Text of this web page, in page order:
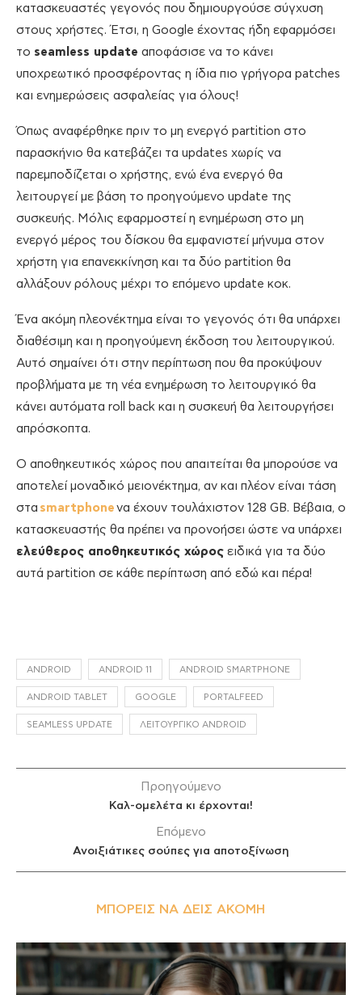
κατασκευαστές γεγονός που δημιουργούσε σύγχυση
στους χρήστες. Έτσι, η Google έχοντας ήδη εφαρμόσει
το seamless update αποφάσισε να το κάνει
υποχρεωτικό προσφέροντας η ίδια πιο γρήγορα patches
και ενημερώσεις ασφαλείας για όλους!
Όπως αναφέρθηκε πριν το μη ενεργό partition στο
παρασκήνιο θα κατεβάζει τα updates χωρίς να
παρεμποδίζεται ο χρήστης, ενώ ένα ενεργό θα
λειτουργεί με βάση το προηγούμενο update της
συσκευής. Μόλις εφαρμοστεί η ενημέρωση στο μη
ενεργό μέρος του δίσκου θα εμφανιστεί μήνυμα στον
χρήστη για επανεκκίνηση και τα δύο partition θα
αλλάξουν ρόλους μέχρι το επόμενο update κοκ.
Ένα ακόμη πλεονέκτημα είναι το γεγονός ότι θα υπάρχει
διαθέσιμη και η προηγούμενη έκδοση του λειτουργικού.
Αυτό σημαίνει ότι στην περίπτωση που θα προκύψουν
προβλήματα με τη νέα ενημέρωση το λειτουργικό θα
κάνει αυτόματα roll back και η συσκευή θα λειτουργήσει
απρόσκοπτα.
Ο αποθηκευτικός χώρος που απαιτείται θα μπορούσε να
αποτελεί μοναδικό μειονέκτημα, αν και πλέον είναι τάση
στα smartphone να έχουν τουλάχιστον 128 GB. Βέβαια, ο
κατασκευαστής θα πρέπει να προνοήσει ώστε να υπάρχει
ελεύθερος αποθηκευτικός χώρος ειδικά για τα δύο
αυτά partition σε κάθε περίπτωση από εδώ και πέρα!
ANDROID ANDROID 11 ANDROID SMARTPHONE
ANDROID TABLET GOOGLE PORTALFEED
SEAMLESS UPDATE ΛΕΙΤΟΥΡΓΙΚΌ ANDROID
Προηγούμενο
Καλ-ομελέτα κι έρχονται!
Επόμενο
Ανοιξιάτικες σούπες για αποτοξίνωση
ΜΠΟΡΕΊΣ ΝΑ ΔΕΙΣ ΑΚΌΜΗ